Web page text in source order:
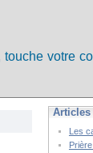
votre
Articles
Les